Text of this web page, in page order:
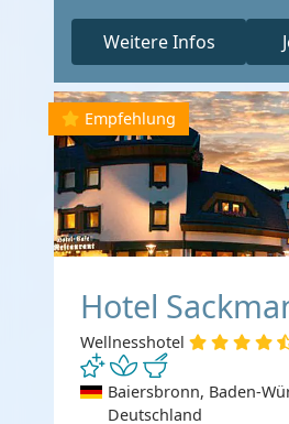
Weitere Infos
Empfehlung
Hotel
Wellnesshotel
Baiersbronn, Baden-
Deutschland